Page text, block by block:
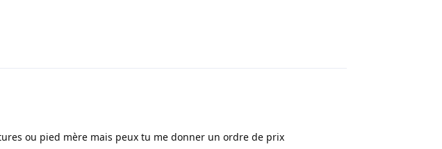
ou pied mère mais peux tu me donner un ordre de prix